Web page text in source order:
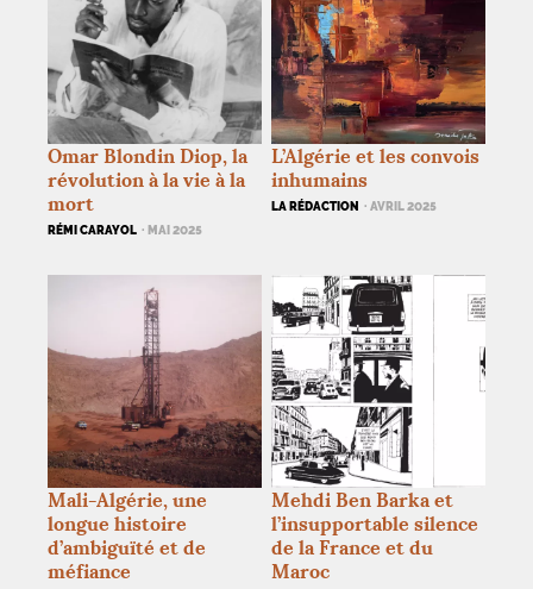
Omar Blondin Diop, la
révolution à la vie à la
mort
RÉMI CARAYOL · MAI 2025
L’Algérie et les convois
inhumains
LA RÉDACTION · AVRIL 2025
Mali-Algérie, une
longue histoire
d’ambiguïté et de
méfiance
Mehdi Ben Barka et
l’insupportable silence
de la France et du
Maroc